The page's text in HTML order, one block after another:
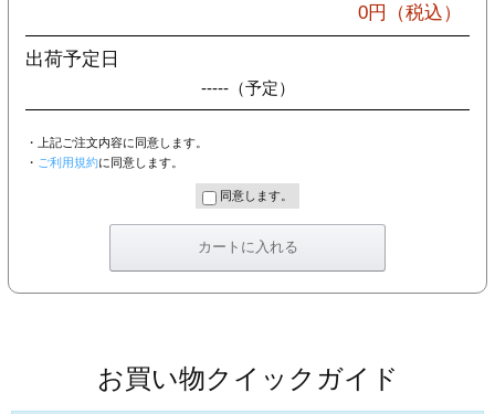
0円（税込）
出荷予定日
-----（予定）
・上記ご注文内容に同意します。
・ ご利用規約に同意します。
同意します。
お買い物クイックガイド